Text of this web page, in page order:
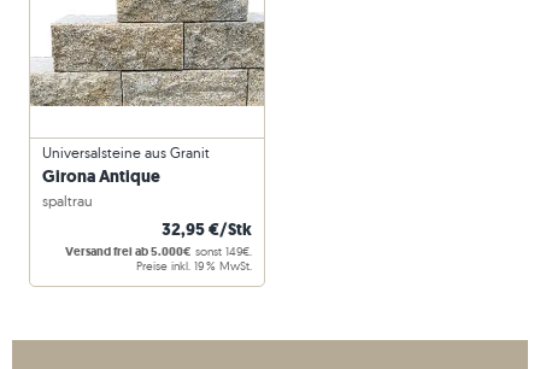
Universalsteine aus Granit
Girona Antique
spaltrau
32,95 €/Stk
Versand frei ab 5.000€ sonst 149€.
Preise inkl. 19 % MwSt.